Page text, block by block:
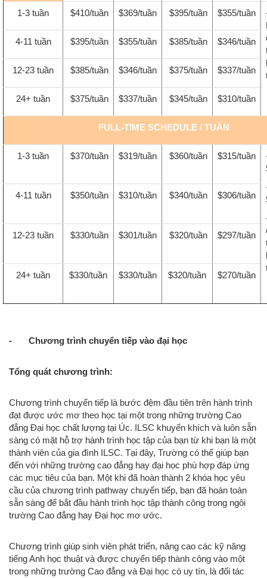
1-3 tuần $410/tuần $369/tuần $395/tuần $355/tuần
4-11 tuần $395/tuần $355/tuần $385/tuần $346/tuần
12-23 tuần $385/tuần $346/tuần $375/tuần $337/tuần
24+ tuần $375/tuần $337/tuần $345/tuần $310/tuần
FULL-TIME SCHEDULE / TUẦN
1-3 tuần $370/tuần $319/tuần $360/tuần $315/tuần
4-11 tuần $350/tuần $310/tuần $340/tuần $306/tuần
12-23 tuần $330/tuần $301/tuần $320/tuần $297/tuần
24+ tuần $330/tuần $330/tuần $320/tuần $270/tuần
- Chương trình chuyển tiếp vào đại học
Tổng quát chương trình:
Chương trình chuyển tiếp là bước đệm đầu tiên trên hành trình
đạt được ước mơ theo học tại một trong những trường Cao
đẳng Đại học chất lượng tại Úc. ILSC khuyến khích và luôn sẵn
sàng có mặt hỗ trợ hành trình học tập của bạn từ khi bạn là một
thành viên của gia đình ILSC. Tại đây, Trường có thể giúp bạn
đến với những trường cao đẳng hay đại học phù hợp đáp ứng
các mục tiêu của bạn. Một khi đã hoàn thành 2 khóa học yêu
cầu của chương trình pathway chuyển tiếp, bạn đã hoàn toàn
sẵn sàng để bắt đầu hành trình học tập thành công trong ngôi
trường Cao đẳng hay Đại học mơ ước.
Chương trình giúp sinh viên phát triển, nâng cao các kỹ năng
tiếng Anh học thuật và được chuyển tiếp thành công vào một
trong những trường Cao đẳng và Đại học có uy tín, là đối tác